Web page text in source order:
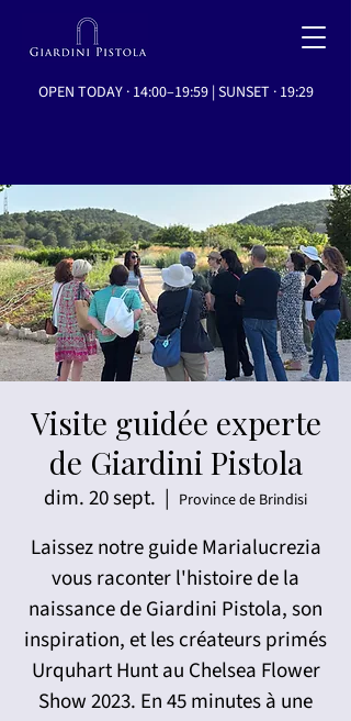
OPEN TODAY · 14:00–19:59 | SUNSET · 19:29
Visite guidée experte
de Giardini Pistola
dim. 20 sept.
  |
Province de Brindisi
Laissez notre guide Marialucrezia
vous raconter l'histoire de la
naissance de Giardini Pistola, son
inspiration, et les créateurs primés
Urquhart Hunt au Chelsea Flower
Show 2023. En 45 minutes à une